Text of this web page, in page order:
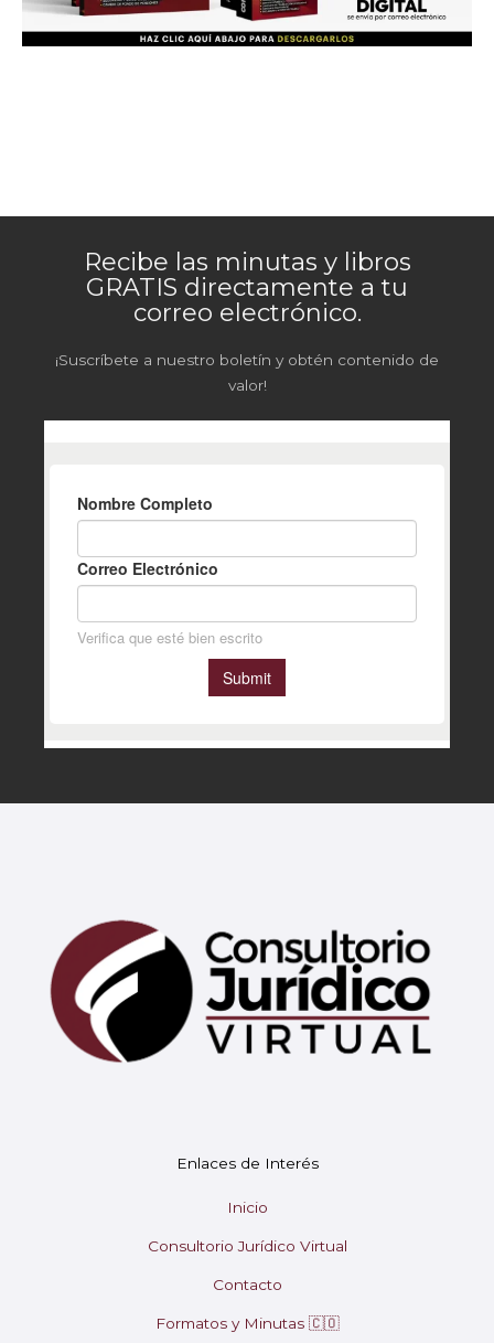
Recibe las minutas y libros
GRATIS directamente a tu
correo electrónico.
¡Suscríbete a nuestro boletín y obtén contenido de
valor!
Enlaces de Interés
Inicio
Consultorio Jurídico Virtual
Contacto
Formatos y Minutas 🇨🇴
¡Hola! 👋 Soy Mary tu asistente virtual.